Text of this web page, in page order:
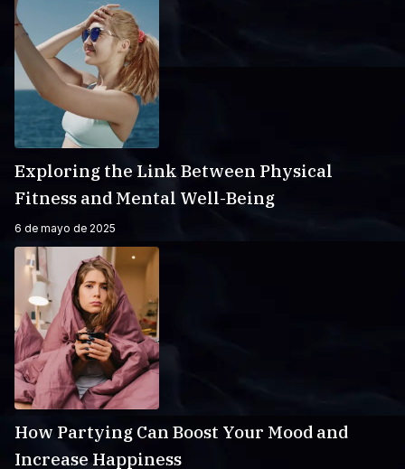
Exploring the Link Between Physical
Fitness and Mental Well-Being
6 de mayo de 2025
How Partying Can Boost Your Mood and
Increase Happiness